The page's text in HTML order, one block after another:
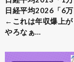
日経平均2026「6万
←これは年収爆上が
やろなぁ…